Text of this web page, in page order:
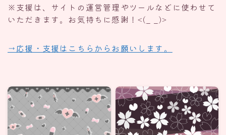
※支援は、サイトの運営管理やツールなどに使わせて
いただきます。お気持ちに感謝！<(_ _)>
→応援・支援はこちらからお願いします。